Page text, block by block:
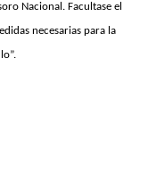
Nacional. Facultase el
necesarias para la